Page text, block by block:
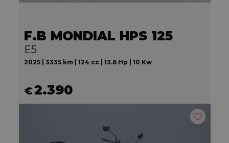
F.B MONDIAL HPS 125
E5
2025 | 3335 km | 124 cc | 13.6 Hp | 10 Kw
€2.390